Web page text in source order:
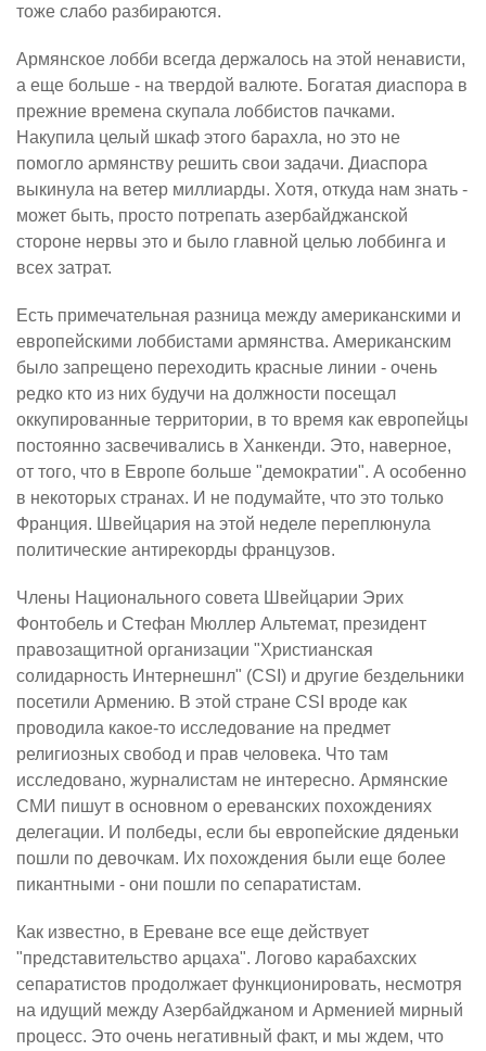
тоже слабо разбираются.
Армянское лобби всегда держалось на этой ненависти,
а еще больше - на твердой валюте. Богатая диаспора в
прежние времена скупала лоббистов пачками.
Накупила целый шкаф этого барахла, но это не
помогло армянству решить свои задачи. Диаспора
выкинула на ветер миллиарды. Хотя, откуда нам знать -
может быть, просто потрепать азербайджанской
стороне нервы это и было главной целью лоббинга и
всех затрат.
Есть примечательная разница между американскими и
европейскими лоббистами армянства. Американским
было запрещено переходить красные линии - очень
редко кто из них будучи на должности посещал
оккупированные территории, в то время как европейцы
постоянно засвечивались в Ханкенди. Это, наверное,
от того, что в Европе больше "демократии". А особенно
в некоторых странах. И не подумайте, что это только
Франция. Швейцария на этой неделе переплюнула
политические антирекорды французов.
Члены Национального совета Швейцарии Эрих
Фонтобель и Стефан Мюллер Альтемат, президент
правозащитной организации "Христианская
солидарность Интернешнл" (CSI) и другие бездельники
посетили Армению. В этой стране CSI вроде как
проводила какое-то исследование на предмет
религиозных свобод и прав человека. Что там
исследовано, журналистам не интересно. Армянские
СМИ пишут в основном о ереванских похождениях
делегации. И полбеды, если бы европейские дяденьки
пошли по девочкам. Их похождения были еще более
пикантными - они пошли по сепаратистам.
Как известно, в Ереване все еще действует
"представительство арцаха". Логово карабахских
сепаратистов продолжает функционировать, несмотря
на идущий между Азербайджаном и Арменией мирный
процесс. Это очень негативный факт, и мы ждем, что